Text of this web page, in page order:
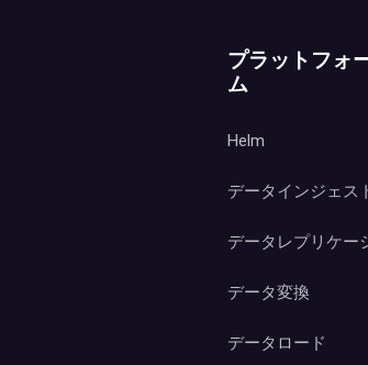
プラットフォ
ム
Helm
データインジェス
データレプリケー
データ変換
データロード